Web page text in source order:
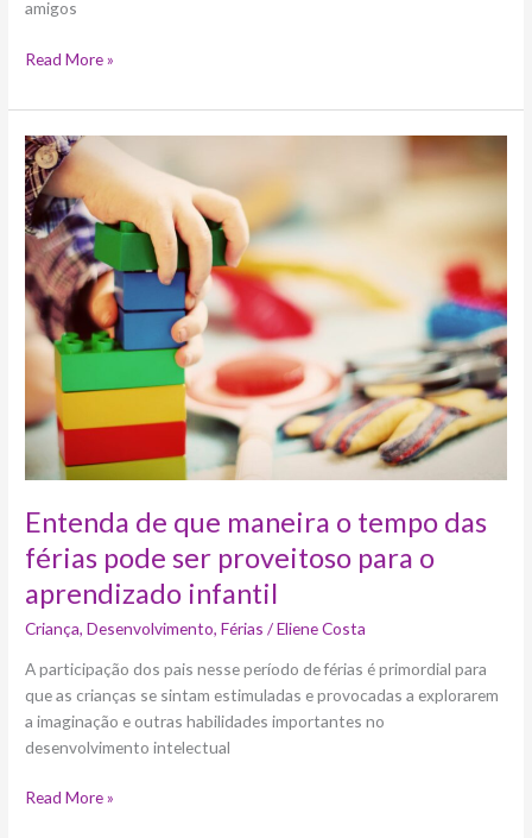
amigos
Read More »
Entenda de que maneira o tempo das
férias pode ser proveitoso para o
aprendizado infantil
Criança,Desenvolvimento,Férias /Eliene Costa
A participação dos pais nesse período de férias é primordial para
que as crianças se sintam estimuladas e provocadas a explorarem
a imaginação e outras habilidades importantes no
desenvolvimento intelectual
Entenda
de
que
maneira
o
tempo
das
férias
pode
ser
proveitoso
para
o
aprendizado
infantil
Read More »